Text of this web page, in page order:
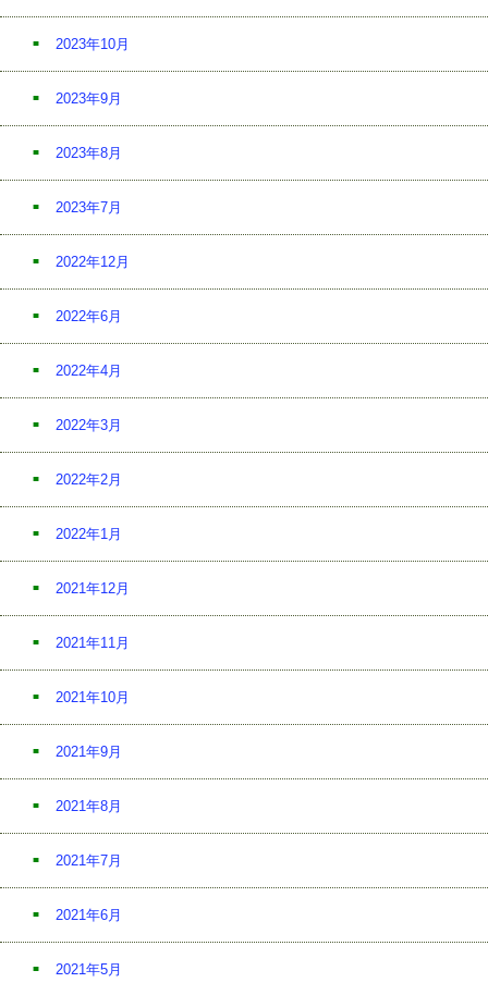
2023年10月
2023年9月
2023年8月
2023年7月
2022年12月
2022年6月
2022年4月
2022年3月
2022年2月
2022年1月
2021年12月
2021年11月
2021年10月
2021年9月
2021年8月
2021年7月
2021年6月
2021年5月